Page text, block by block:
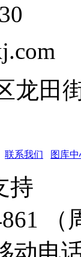
龙田
联系我们 图库
持
动电